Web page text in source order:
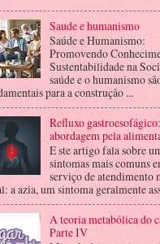
Saude e humanismo
Saúde e Humanismo:
Promovendo
Sustentabilidade na
saúde e o humanismo
para a construção ...
Refluxo
abordagem pela
E ste artigo fala sobre
sintomas mais comuns
serviço de atendimento
a azia, um sintoma geralmente
A teoria metabólica do
Parte IV